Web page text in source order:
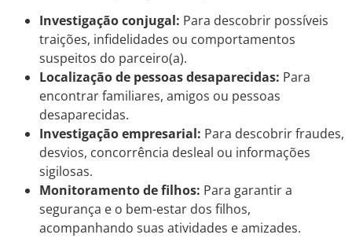
Investigação conjugal: Para descobrir possíveis
traições, infidelidades ou comportamentos
suspeitos do parceiro(a).
Localização de pessoas desaparecidas: Para
encontrar familiares, amigos ou pessoas
desaparecidas.
Investigação empresarial: Para descobrir fraudes,
desvios, concorrência desleal ou informações
sigilosas.
Monitoramento de filhos: Para garantir a
segurança e o bem-estar dos filhos,
acompanhando suas atividades e amizades.